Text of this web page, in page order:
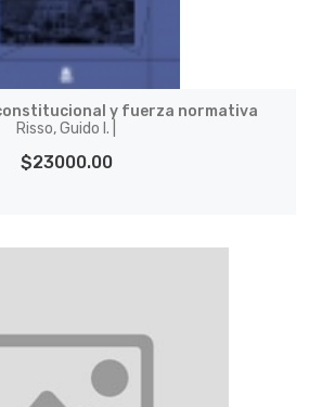
y fuerza normativa
Risso, Guido I. |
$23000.00